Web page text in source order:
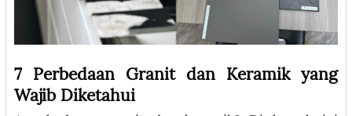
7 Perbedaan Granit dan Keramik yang
Wajib Diketahui